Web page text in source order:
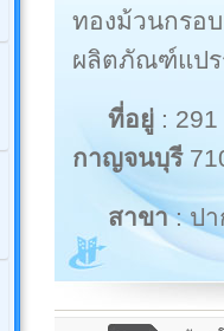
ทองม้วนกรอ
ผลิตภัณฑ์แปร
ที่อยู่ :
กาญจนบุรี
สาขา: ปา